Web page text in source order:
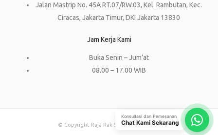
Jalan Mastrip No. 45A RT.07/RW.03, Kel. Rambutan, Kec.
Ciracas, Jakarta Timur, DKI Jakarta 13830
Jam Kerja Kami
Buka Senin – Jum’at
08.00 – 17.00 WIB
© Copyright Raja Rak Supermarket 2023
Konsultasi dan Pemesanan
Chat Kami Sekarang